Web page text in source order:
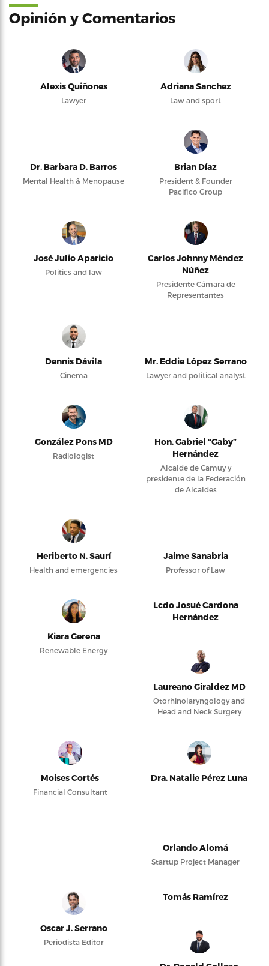
Opinión y Comentarios
Alexis Quiñones
Lawyer
Adriana Sanchez
Law and sport
Dr. Barbara D. Barros
Mental Health & Menopause
Brian Díaz
President & Founder
Pacifico Group
José Julio Aparicio
Politics and law
Carlos Johnny Méndez
Núñez
Presidente Cámara de
Representantes
Dennis Dávila
Cinema
Mr. Eddie López Serrano
Lawyer and political analyst
González Pons MD
Radiologist
Hon. Gabriel “Gaby”
Hernández
Alcalde de Camuy y
presidente de la Federación
de Alcaldes
Heriberto N. Saurí
Health and emergencies
Jaime Sanabria
Professor of Law
Kiara Gerena
Renewable Energy
Lcdo Josué Cardona
Hernández
Laureano Giraldez MD
Otorhinolaryngology and
Head and Neck Surgery
Moises Cortés
Financial Consultant
Dra. Natalie Pérez Luna
Orlando Alomá
Startup Project Manager
Oscar J. Serrano
Periodista Editor
Tomás Ramírez